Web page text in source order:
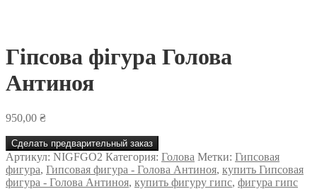
Гіпсова фігура Голова
Антиноя
950,00 ₴
Сделать предварительный заказ
Артикул: NIGFGO2 Категория: Голова Метки: Гипсовая
фигура, Гипсовая фигура - Голова Антиноя, купить Гипсовая
фигура - Голова Антиноя, купить фигуру гипс, фигура гипс